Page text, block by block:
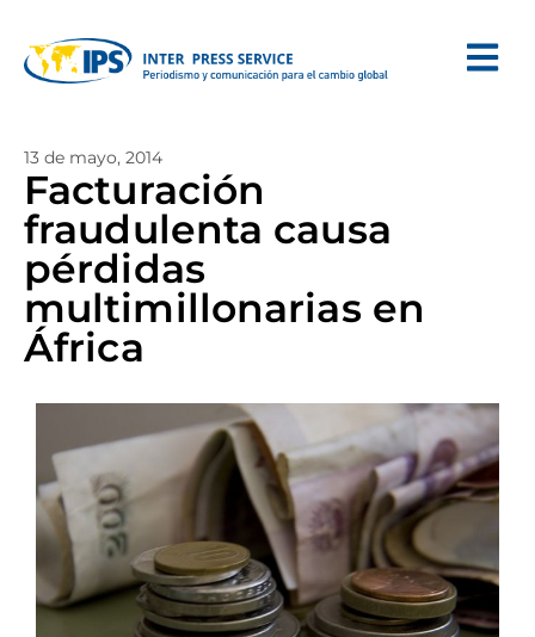
13 de mayo, 2014
Facturación
fraudulenta causa
pérdidas
multimillonarias en
África